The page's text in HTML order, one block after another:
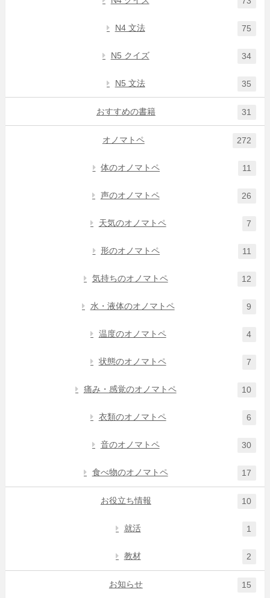
N4 文法 75
N5 クイズ 34
N5 文法 35
おすすめの書籍 31
オノマトペ 272
体のオノマトペ 11
声のオノマトペ 26
天気のオノマトペ 7
形のオノマトペ 11
気持ちのオノマトペ 12
水・液体のオノマトペ 9
温度のオノマトペ 4
状態のオノマトペ 7
痛み・感覚のオノマトペ 10
衣類のオノマトペ 6
音のオノマトペ 30
食べ物のオノマトペ 17
お役立ち情報 10
就活 1
教材 2
お知らせ 15